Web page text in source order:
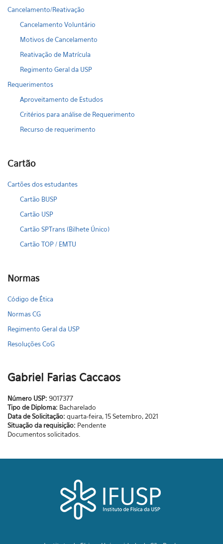
Cancelamento/Reativação
Cancelamento Voluntário
Motivos de Cancelamento
Reativação de Matrícula
Regimento Geral da USP
Requerimentos
Aproveitamento de Estudos
Critérios para análise de Requerimento
Recurso de requerimento
Cartão
Cartões dos estudantes
Cartão BUSP
Cartão USP
Cartão SPTrans (Bilhete Único)
Cartão TOP / EMTU
Normas
Código de Ética
Normas CG
Regimento Geral da USP
Resoluções CoG
Gabriel Farias Caccaos
Número USP: 9017377
Tipo de Diploma: Bacharelado
Data de Solicitação: quarta-feira, 15 Setembro, 2021
Situação da requisição: Pendente
Documentos solicitados.